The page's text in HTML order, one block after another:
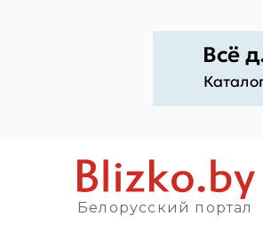
Белорусский портал